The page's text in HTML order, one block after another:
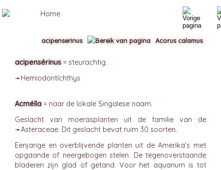
acipensérinus = steurachtig.
➛Hemiodontíchthys
Acmélla = naar de lokale Singalese naam.
Geslacht van moerasplanten uit de familie van de
➛Asteraceae. Dit geslacht bevat ruim 30 soorten.
Eenjarige en overblijvende planten uit de Amerika's met
opgaande of neergebogen stelen. De tegenoverstaande
bladeren zijn glad of getand. Voor het aquarium is tot
acipenserinus Acorus calamus